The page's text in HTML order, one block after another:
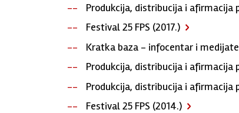
Produkcija, distribucija i afirmacija
Festival 25 FPS (2017.)
Kratka baza - infocentar i
Produkcija, distribucija i afirmacija
Produkcija, distribucija i afirmacija
Festival 25 FPS (2014.)